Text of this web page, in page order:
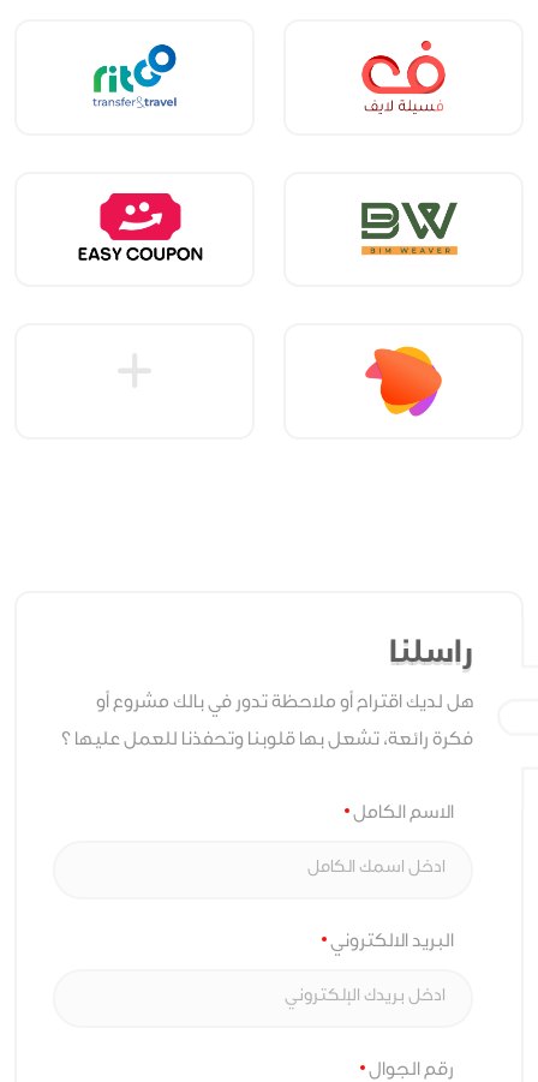
راسلنا
هل لديك اقتراح أو ملاحظة تدور في بالك مشروع أو
فكرة رائعة، تشعل بها قلوبنا وتحفذنا للعمل عليها ؟
الاسم الكامل
البريد الالكتروني
رقم الجوال